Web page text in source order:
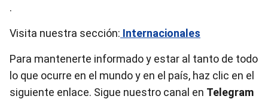
.
Visita nuestra sección: Internacionales
Para mantenerte informado y estar al tanto de todo
lo que ocurre en el mundo y en el país, haz clic en el
siguiente enlace. Sigue nuestro canal en Telegram